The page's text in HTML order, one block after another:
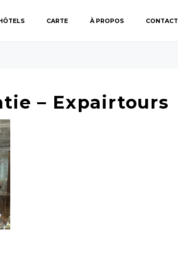
CARTE À PROPOS CONTACT
– Expairtours